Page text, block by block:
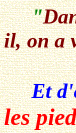
"
il, on a
Et
les